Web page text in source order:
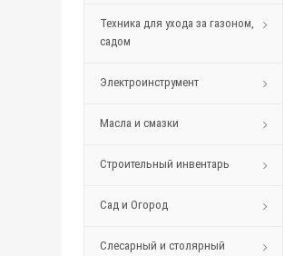
Техника для ухода за газоном,
садом
Электроинструмент
Масла и смазки
Строительный инвентарь
Сад и Огород
Слесарный и столярный